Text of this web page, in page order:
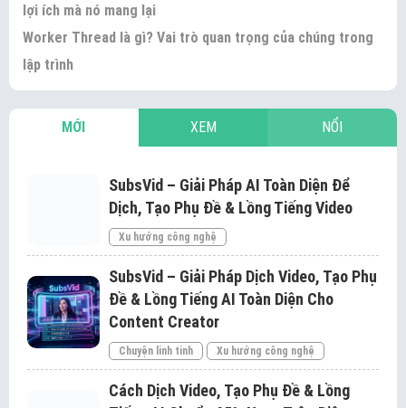
lợi ích mà nó mang lại
Worker Thread là gì? Vai trò quan trọng của chúng trong
lập trình
MỚI XEM NỔI
SubsVid – Giải Pháp AI Toàn Diện Để
Dịch, Tạo Phụ Đề & Lồng Tiếng Video
Xu hướng công nghệ
SubsVid – Giải Pháp Dịch Video, Tạo Phụ
Đề & Lồng Tiếng AI Toàn Diện Cho
Content Creator
Chuyện linh tinh Xu hướng công nghệ
Cách Dịch Video, Tạo Phụ Đề & Lồng